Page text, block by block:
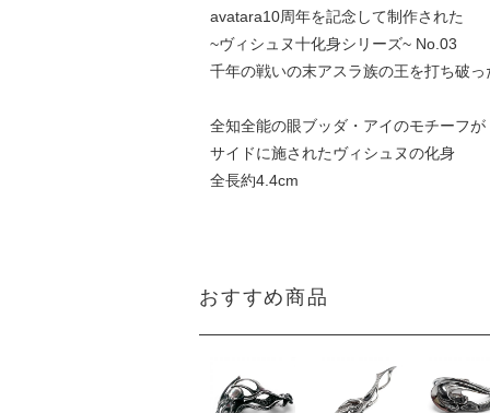
avatara10周年を記念して制作された
~ヴィシュヌ十化身シリーズ~ No.03
千年の戦いの末アスラ族の王を打ち破っ
全知全能の眼ブッダ・アイのモチーフが
サイドに施されたヴィシュヌの化身
全長約4.4cm
おすすめ商品